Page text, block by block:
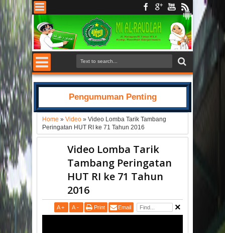
Pengumuman Penting
Home »Video »Video Lomba Tarik Tambang
Peringatan HUT RI ke 71 Tahun 2016
Video Lomba Tarik
Tambang Peringatan
HUT RI ke 71 Tahun
2016
A + A - Print Email